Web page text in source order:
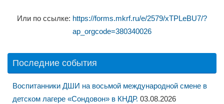
Или по ссылке: https://forms.mkrf.ru/e/2579/xTPLeBU7/?
ap_orgcode=380340026
Последние события
Воспитанники ДШИ на восьмой международной смене в
детском лагере «Сондовон» в КНДР. 03.08.2026